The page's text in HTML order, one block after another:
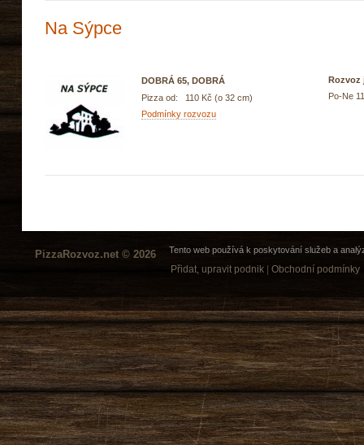
Na Sýpce
DOBRÁ 65, DOBRÁ
Pizza od: 110 Kč (o 32 cm)
Podmínky rozvozu
Rozvoz
Po-Ne
Tento web používá k poskytování služeb a
PizzaRozvoz.net © 2026
Přidat, upravit podnik Obchodní podmínky